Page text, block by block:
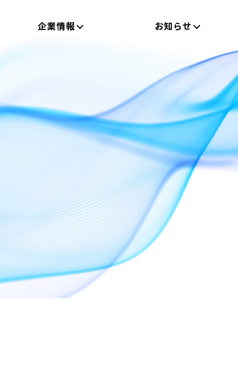
企業情報 お知らせ